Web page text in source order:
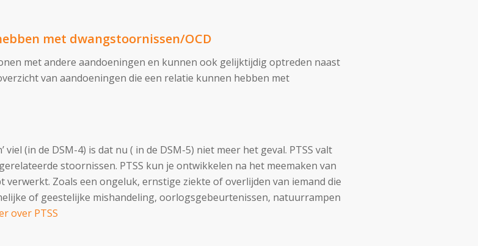
met dwangstoornissen/OCD
met andere aandoeningen en kunnen ook gelijktijdig optreden naast
van aandoeningen die een relatie kunnen hebben met
viel (in de DSM-4) is dat nu ( in de DSM-5) niet meer het geval. PTSS valt
stoornissen. PTSS kun je ontwikkelen na het meemaken van
Zoals een ongeluk, ernstige ziekte of overlijden van iemand die
of geestelijke mishandeling, oorlogsgebeurtenissen, natuurrampen
over PTSS